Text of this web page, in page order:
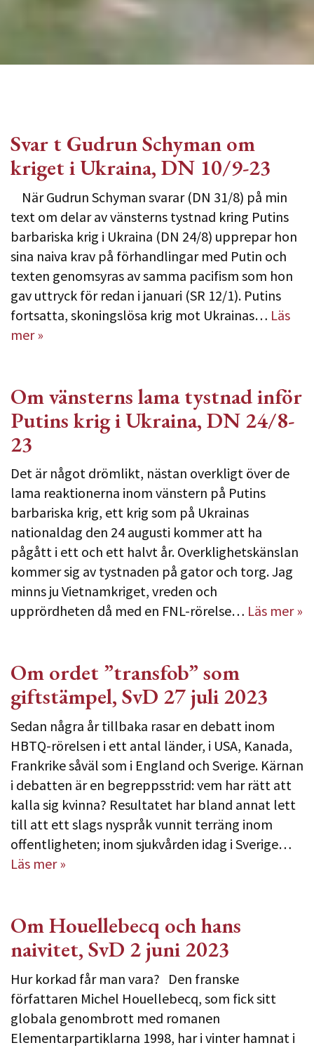
Svar t Gudrun Schyman om
kriget i Ukraina, DN 10/9-23
När Gudrun Schyman svarar (DN 31/8) på min
text om delar av vänsterns tystnad kring Putins
barbariska krig i Ukraina (DN 24/8) upprepar hon
sina naiva krav på förhandlingar med Putin och
texten genomsyras av samma pacifism som hon
gav uttryck för redan i januari (SR 12/1). Putins
fortsatta, skoningslösa krig mot Ukrainas… Läs
mer »
Om vänsterns lama tystnad inför
Putins krig i Ukraina, DN 24/8-
23
Det är något drömlikt, nästan overkligt över de
lama reaktionerna inom vänstern på Putins
barbariska krig, ett krig som på Ukrainas
nationaldag den 24 augusti kommer att ha
pågått i ett och ett halvt år. Overklighetskänslan
kommer sig av tystnaden på gator och torg. Jag
minns ju Vietnamkriget, vreden och
upprördheten då med en FNL-rörelse… Läs mer »
Om ordet ”transfob” som
giftstämpel, SvD 27 juli 2023
Sedan några år tillbaka rasar en debatt inom
HBTQ-rörelsen i ett antal länder, i USA, Kanada,
Frankrike såväl som i England och Sverige. Kärnan
i debatten är en begreppsstrid: vem har rätt att
kalla sig kvinna? Resultatet har bland annat lett
till att ett slags nyspråk vunnit terräng inom
offentligheten; inom sjukvården idag i Sverige…
Läs mer »
Om Houellebecq och hans
naivitet, SvD 2 juni 2023
Hur korkad får man vara? Den franske
författaren Michel Houellebecq, som fick sitt
globala genombrott med romanen
Elementarpartiklarna 1998, har i vinter hamnat i